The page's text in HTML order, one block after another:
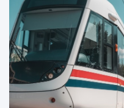
u
s
ó
w
z
n
o
ś
ć
d
l
a